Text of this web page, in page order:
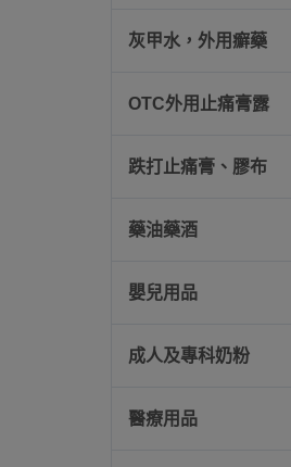
灰甲水，外用癬藥
OTC外用止痛膏露
跌打止痛膏、膠布
藥油藥酒
嬰兒用品
成人及專科奶粉
醫療用品